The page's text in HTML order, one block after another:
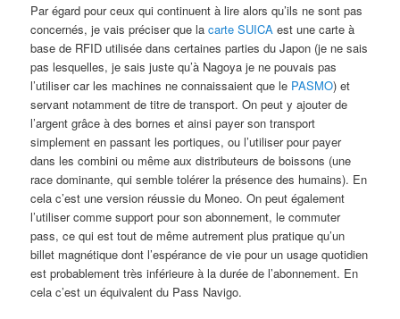
Par égard pour ceux qui continuent à lire alors qu’ils ne sont pas
concernés, je vais préciser que lacarte SUICA est une carte à
base de RFID utilisée dans certaines parties du Japon (je ne sais
pas lesquelles, je sais juste qu’à Nagoya je ne pouvais pas
l’utiliser car les machines ne connaissaient que le PASMO) et
servant notamment de titre de transport. On peut y ajouter de
l’argent grâce à des bornes et ainsi payer son transport
simplement en passant les portiques, ou l’utiliser pour payer
dans les combini ou même aux distributeurs de boissons (une
race dominante, qui semble tolérer la présence des humains). En
cela c’est une version réussie du Moneo. On peut également
l’utiliser comme support pour son abonnement, le commuter
pass, ce qui est tout de même autrement plus pratique qu’un
billet magnétique dont l’espérance de vie pour un usage quotidien
est probablement très inférieure à la durée de l’abonnement. En
cela c’est un équivalent du Pass Navigo.